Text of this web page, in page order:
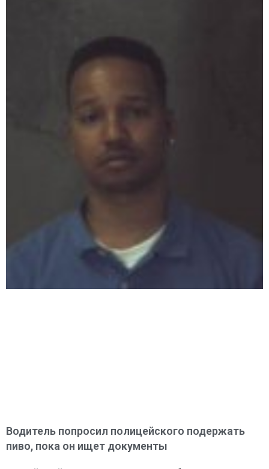
Водитель попросил полицейского подержать
пиво, пока он ищет документы